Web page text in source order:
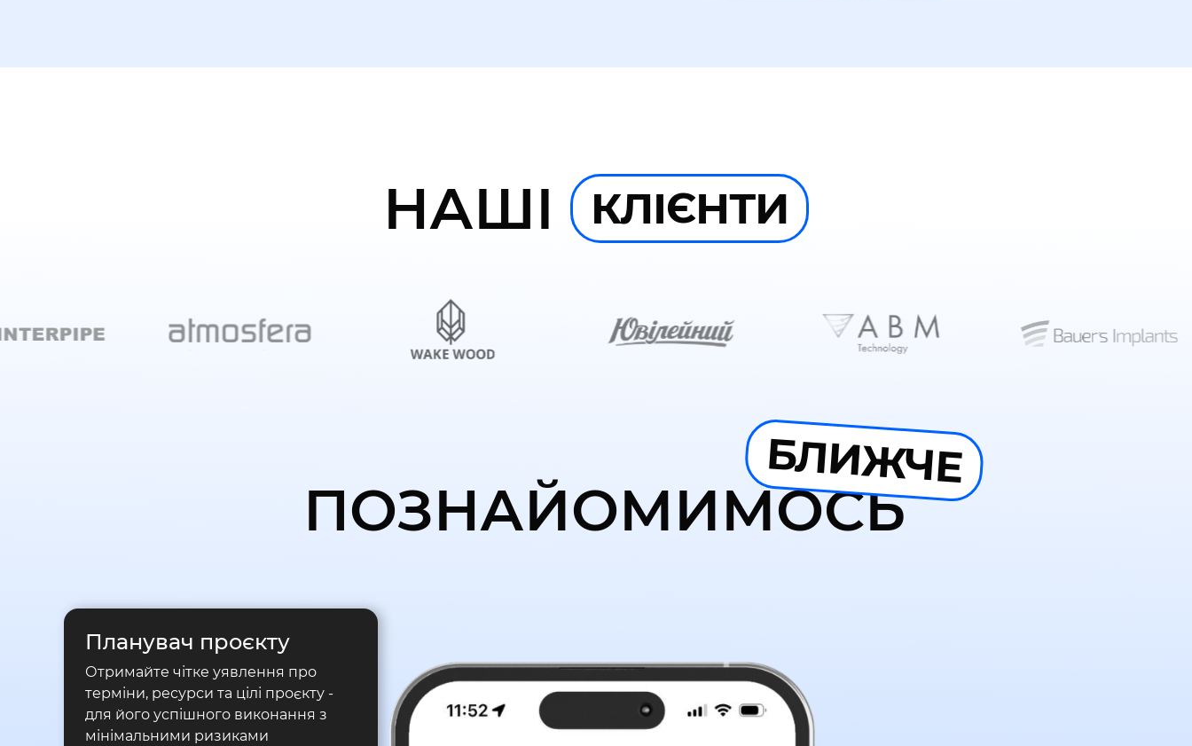
НАШІ КЛІЄНТИ
ПОЗНАЙОМИМОСЬ
БЛИЖЧЕ
Планувач проєкту
Отримайте чітке уявлення про
терміни, ресурси та цілі проєкту -
для його успішного виконання з
мінімальними ризиками